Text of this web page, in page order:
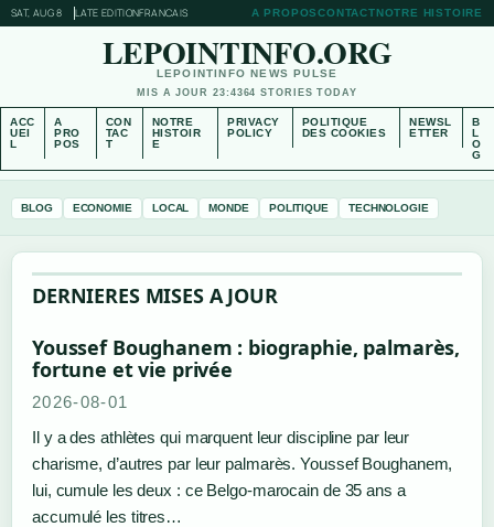
SAT, AUG 8 LATE EDITIONFRANCAIS A PROPOSCONTACTNOTRE HISTOIRE
LEPOINTINFO.ORG
LEPOINTINFO NEWS PULSE
MIS A JOUR 23:4364 STORIES TODAY
ACC
UEI
L
A
PRO
POS
CON
TAC
T
NOTRE
HISTOIR
E
PRIVACY
POLICY
POLITIQUE
DES COOKIES
NEWSL
ETTER
B
L
O
G
BLOG ECONOMIE LOCAL MONDE POLITIQUE TECHNOLOGIE
DERNIERES MISES A JOUR
Youssef Boughanem : biographie, palmarès,
fortune et vie privée
2026-08-01
Il y a des athlètes qui marquent leur discipline par leur
charisme, d’autres par leur palmarès. Youssef Boughanem,
lui, cumule les deux : ce Belgo-marocain de 35 ans a
accumulé les titres…